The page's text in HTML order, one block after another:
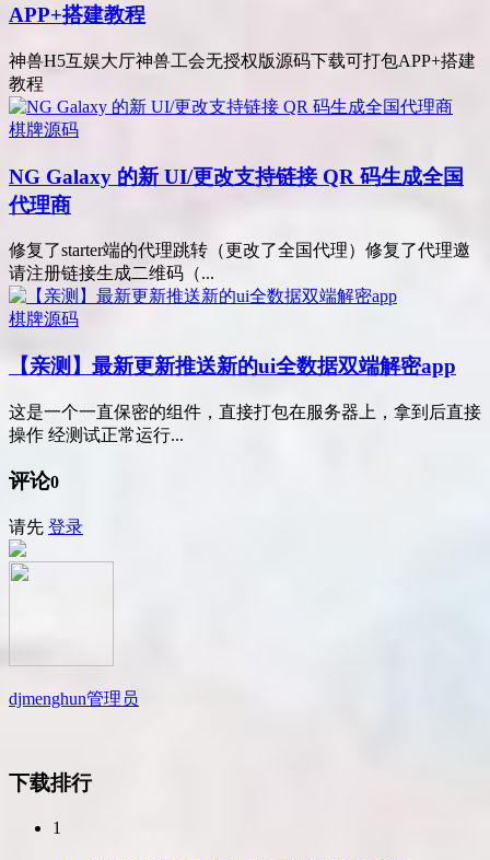
APP+搭建教程
神兽H5互娱大厅神兽工会无授权版源码下载可打包APP+搭建
教程
棋牌源码
NG Galaxy 的新 UI/更改支持链接 QR 码生成全国
代理商
修复了starter端的代理跳转（更改了全国代理）修复了代理邀
请注册链接生成二维码（...
棋牌源码
【亲测】最新更新推送新的ui全数据双端解密app
这是一个一直保密的组件，直接打包在服务器上，拿到后直接
操作 经测试正常运行...
评论0
请先 登录
djmenghun管理员
下载排行
1